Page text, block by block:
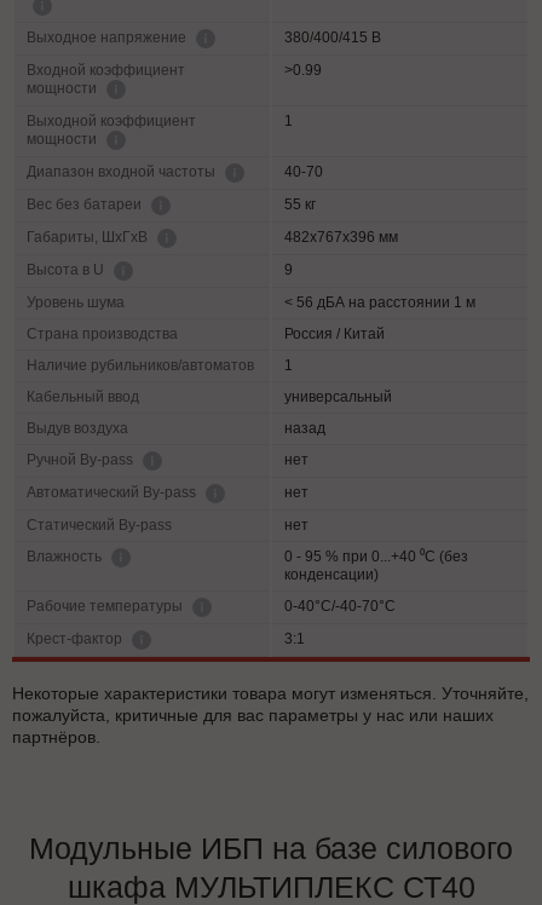
Выходное напряжение
380/400/415 В
Входной коэффициент
мощности
>0.99
Выходной коэффициент
мощности
1
Диапазон входной частоты
40-70
Вес без батареи
55 кг
Габариты, ШхГхВ
482х767х396 мм
Высота в U
9
Уровень шума
< 56 дБА на расстоянии 1 м
Страна производства
Россия / Китай
Наличие рубильников/автоматов
1
Кабельный ввод
универсальный
Выдув воздуха
назад
Ручной By-pass
нет
Автоматический By-pass
нет
Статический By-pass
нет
Влажность
0 - 95 % при 0...+40 ⁰С (без
конденсации)
Рабочие температуры
0-40°C/-40-70°C
Крест-фактор
3:1
Некоторые характеристики товара могут изменяться. Уточняйте,
пожалуйста, критичные для вас параметры у нас или наших
партнёров.
Модульные ИБП на базе силового
шкафа МУЛЬТИПЛЕКС СТ40